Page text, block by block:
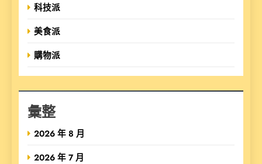
科技派
美食派
購物派
彙整
2026 年 8 月
2026 年 7 月